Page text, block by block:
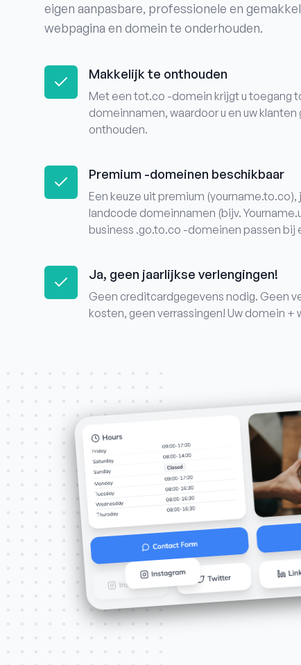
eigen aanpasbare, professionele en
webpagina en domein te onderhouden.
Makkelijk te onthouden
Met een tot.co -domein krijgt u toegang
domeinnamen, waardoor u en uw klanten
onthouden.
Premium -domeinen beschikbaar
Een keuze uit premium (yourname.to.co),
landcode domeinnamen (bijv.
business .go.to.co -domeinen passen bij
Ja, geen jaarlijkse verlengingen!
Geen creditcardgegevens nodig. Geen
kosten, geen verrassingen! Uw domein +